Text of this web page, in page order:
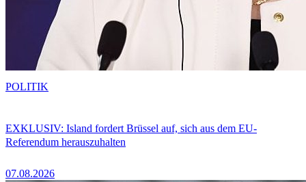
EXKLUSIV: Island fordert Brüssel auf, sich aus dem EU-
Referendum herauszuhalten
07.08.2026
POLITIK